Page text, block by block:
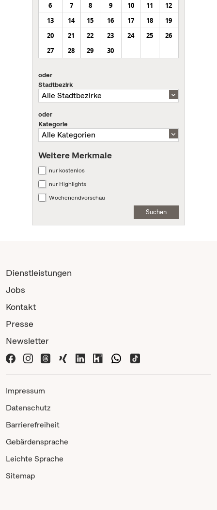
6
7 8 9 10 11
12
13
14 15 16 17 18
19
20
21 22 23 24 25
26
27
28 29 30
oder
Stadtbezirk
oder
Kategorie
Weitere Merkmale
nur kostenlos
nur Highlights
Wochenendvorschau
Suchen
Dienstleistungen
Jobs
Kontakt
Presse
Newsletter
Impressum
Datenschutz
Barrierefreiheit
Gebärdensprache
Leichte Sprache
Sitemap